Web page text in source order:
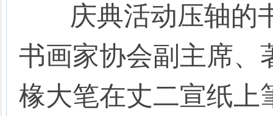
庆典活动压轴的
书画家协会副主席、
椽大笔在丈二宣纸上